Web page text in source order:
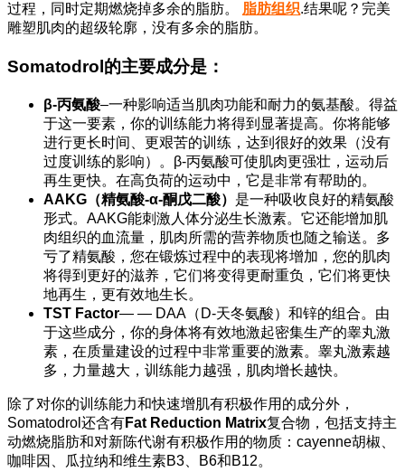
过程，同时定期燃烧掉多余的脂肪。 脂肪组织.结果呢？完美
雕塑肌肉的超级轮廓，没有多余的脂肪。
Somatodrol的主要成分是：
β-丙氨酸–一种影响适当肌肉功能和耐力的氨基酸。得益
于这一要素，你的训练能力将得到显著提高。你将能够
进行更长时间、更艰苦的训练，达到很好的效果（没有
过度训练的影响）。β-丙氨酸可使肌肉更强壮，运动后
再生更快。在高负荷的运动中，它是非常有帮助的。
AAKG（精氨酸-α-酮戊二酸） 是一种吸收良好的精氨酸
形式。AAKG能刺激人体分泌生长激素。它还能增加肌
肉组织的血流量，肌肉所需的营养物质也随之输送。多
亏了精氨酸，您在锻炼过程中的表现将增加，您的肌肉
将得到更好的滋养，它们将变得更耐重负，它们将更快
地再生，更有效地生长。
TST Factor— — DAA（D-天冬氨酸）和锌的组合。由
于这些成分，你的身体将有效地激起密集生产的睾丸激
素，在质量建设的过程中非常重要的激素。睾丸激素越
多，力量越大，训练能力越强，肌肉增长越快。
除了对你的训练能力和快速增肌有积极作用的成分外，
Somatodrol还含有Fat Reduction Matrix复合物，包括支持主
动燃烧脂肪和对新陈代谢有积极作用的物质：cayenne胡椒、
咖啡因、瓜拉纳和维生素B3、B6和B12。